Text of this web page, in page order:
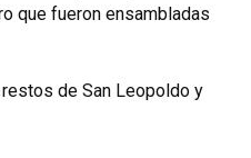
que fueron ensambladas
de San Leopoldo y